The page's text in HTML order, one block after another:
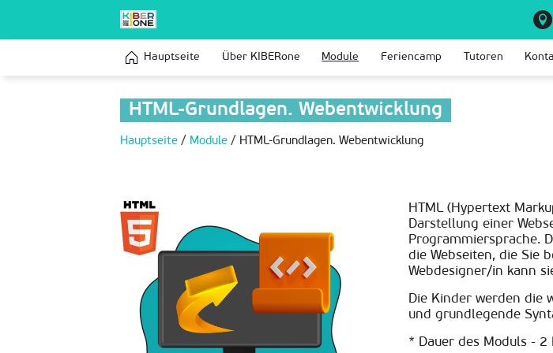
Hauptseite Über KIBERone Module Feriencamp Tutoren
HTML-Grundlagen. Webentwicklung
Hauptseite / Module / HTML-Grundlagen. Webentwicklung
HTML (Hypertext
Darstellung einer
Programmiersprache.
die Webseiten, die Sie
Webdesigner/in kann
Die Kinder werden die
und grundlegende
* Dauer des Moduls - 2